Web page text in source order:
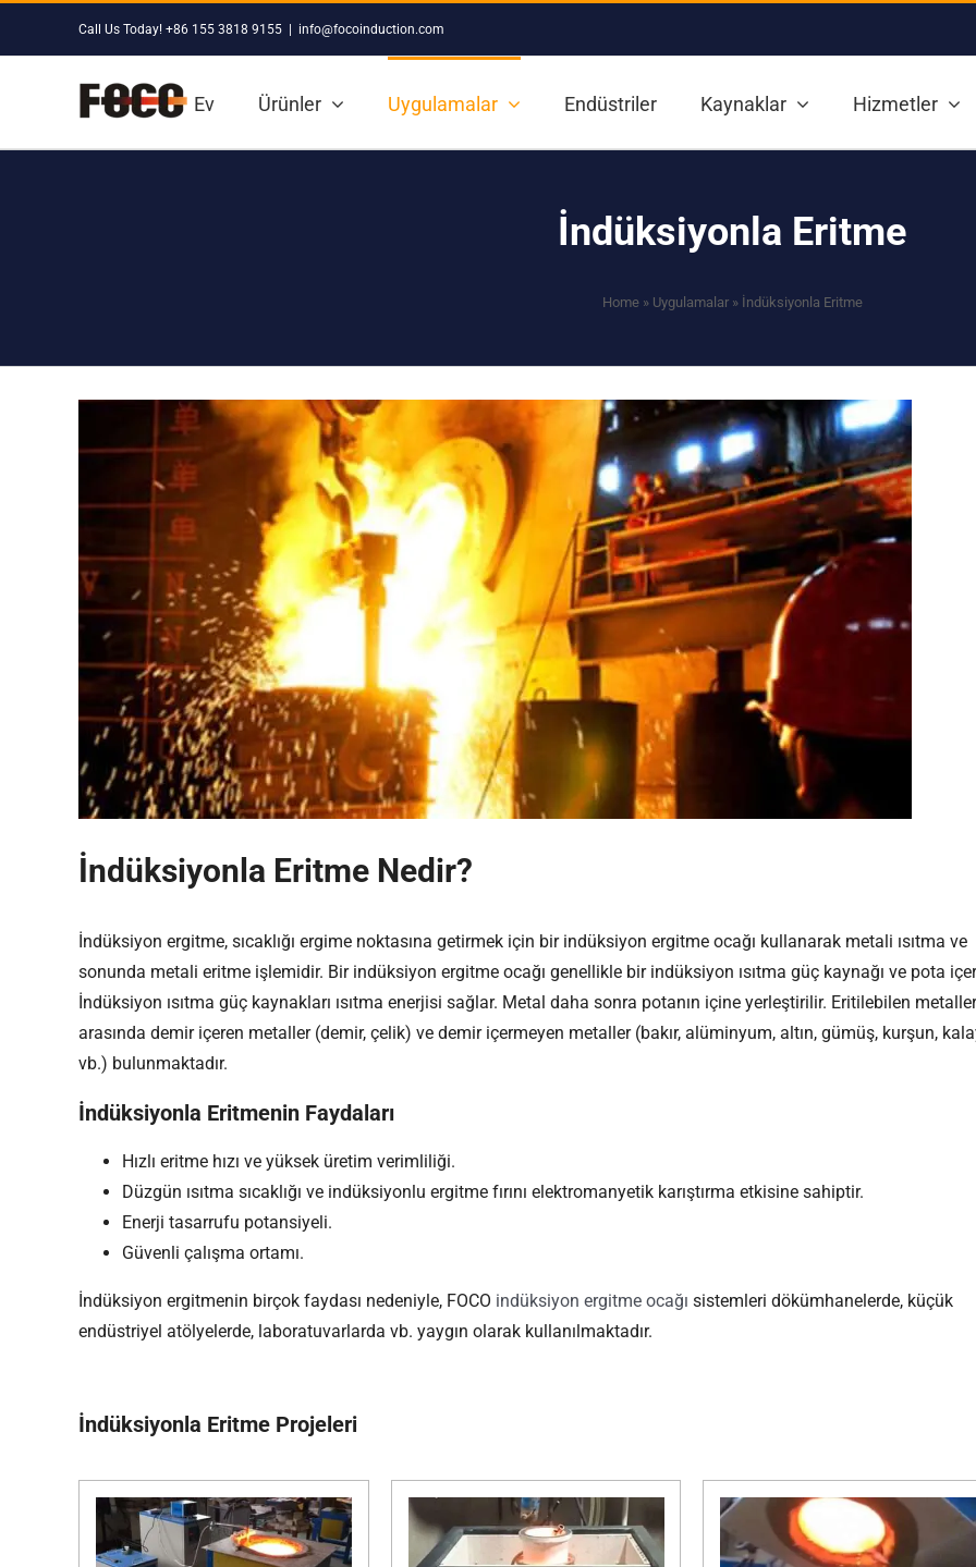
Call Us Today! +86 155 3818 9155 info@focoinduction.com
Ev Ürünler Uygulamalar Endüstriler Kaynaklar Hizmetler
İndüksiyonla Eritme
Home» Uygulamalar» İndüksiyonla Eritme
İndüksiyonla Eritme Nedir?
İndüksiyon ergitme, sıcaklığı ergime noktasına getirmek için bir indüksiyon ergitme ocağı kullanarak metali ısıtma ve
sonunda metali eritme işlemidir. Bir indüksiyon ergitme ocağı genellikle bir indüksiyon ısıtma güç kaynağı ve pota
İndüksiyon ısıtma güç kaynakları ısıtma enerjisi sağlar. Metal daha sonra potanın içine yerleştirilir. Eritilebilen metaller
arasında demir içeren metaller (demir, çelik) ve demir içermeyen metaller (bakır, alüminyum, altın, gümüş, kurşun,
vb.) bulunmaktadır.
İndüksiyonla Eritmenin Faydaları
Hızlı eritme hızı ve yüksek üretim verimliliği.
Düzgün ısıtma sıcaklığı ve indüksiyonlu ergitme fırını elektromanyetik karıştırma etkisine sahiptir.
Enerji tasarrufu potansiyeli.
Güvenli çalışma ortamı.
İndüksiyon ergitmenin birçok faydası nedeniyle, FOCO indüksiyon ergitme ocağı sistemleri dökümhanelerde, küçük
endüstriyel atölyelerde, laboratuvarlarda vb. yaygın olarak kullanılmaktadır.
İndüksiyonla Eritme Projeleri